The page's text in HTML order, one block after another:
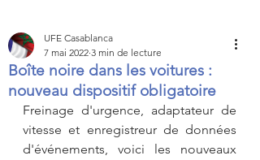
Boîte noire dans les voitures :
nouveau dispositif obligatoire
UFE Casablanca
7 mai 2022 3 min de lecture
Freinage d'urgence, adaptateur de
vitesse et enregistreur de données
d'événements, voici les nouveaux